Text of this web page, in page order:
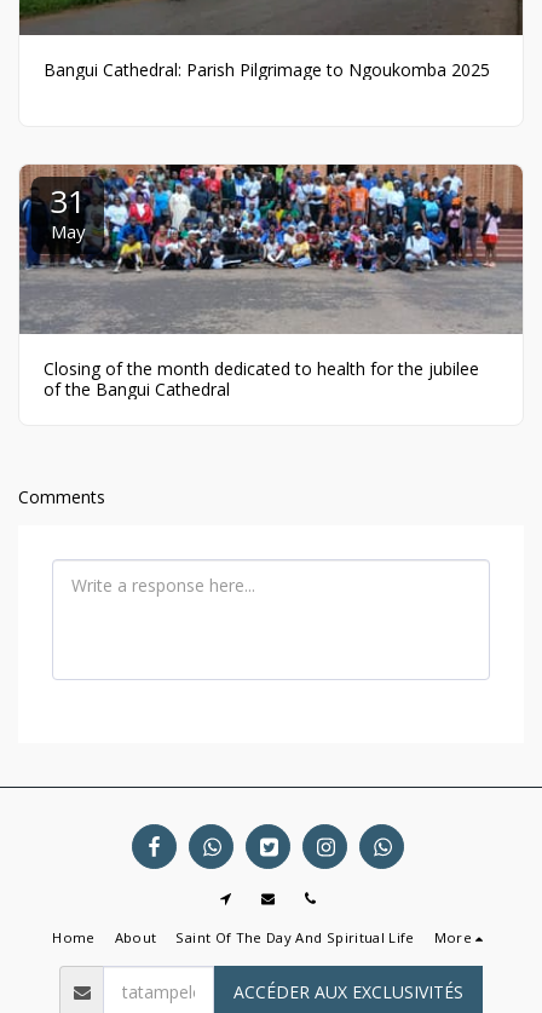
Bangui Cathedral: Parish Pilgrimage to Ngoukomba 2025
31
May
Closing of the month dedicated to health for the jubilee
of the Bangui Cathedral
Comments
Home About Saint Of The Day And Spiritual Life More
ACCÉDER AUX EXCLUSIVITÉS